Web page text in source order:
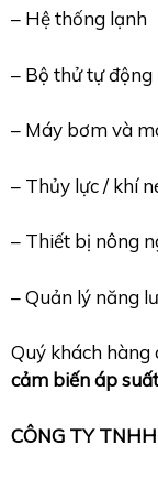
– Hệ thống lạnh
– Bộ thử tự động
– Máy bơm và
– Thủy lực / khí
– Thiết bị nông
– Quản lý năng
Quý khách hàng
cảm biến áp
CÔNG TY